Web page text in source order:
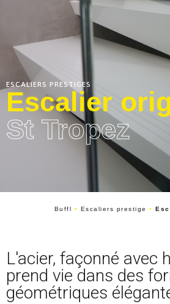
ESCALIERS PRESTIGES
Escalier
St Tropez
Buffl • Escaliers prestige •
L'acier, façonné avec
prend vie dans des
géométriques